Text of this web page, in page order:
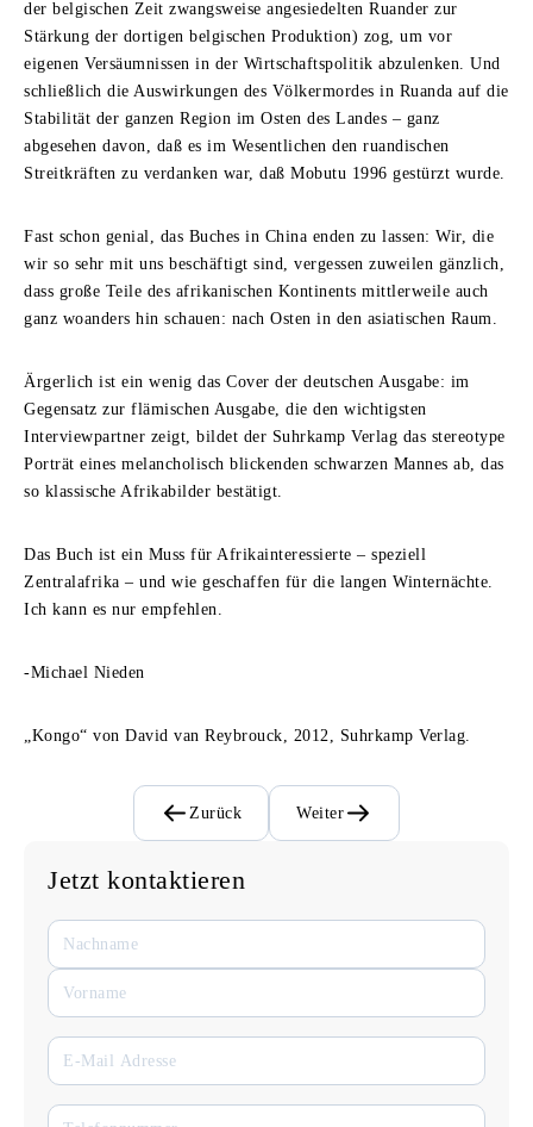
der belgischen Zeit zwangsweise angesiedelten Ruander zur
Stärkung der dortigen belgischen Produktion) zog, um vor
eigenen Versäumnissen in der Wirtschaftspolitik abzulenken. Und
schließlich die Auswirkungen des Völkermordes in Ruanda auf die
Stabilität der ganzen Region im Osten des Landes – ganz
abgesehen davon, daß es im Wesentlichen den ruandischen
Streitkräften zu verdanken war, daß Mobutu 1996 gestürzt wurde.
Fast schon genial, das Buches in China enden zu lassen: Wir, die
wir so sehr mit uns beschäftigt sind, vergessen zuweilen gänzlich,
dass große Teile des afrikanischen Kontinents mittlerweile auch
ganz woanders hin schauen: nach Osten in den asiatischen Raum.
Ärgerlich ist ein wenig das Cover der deutschen Ausgabe: im
Gegensatz zur flämischen Ausgabe, die den wichtigsten
Interviewpartner zeigt, bildet der Suhrkamp Verlag das stereotype
Porträt eines melancholisch blickenden schwarzen Mannes ab, das
so klassische Afrikabilder bestätigt.
Das Buch ist ein Muss für Afrikainteressierte – speziell
Zentralafrika – und wie geschaffen für die langen Winternächte.
Ich kann es nur empfehlen.
-Michael Nieden
„Kongo“ von David van Reybrouck, 2012, Suhrkamp Verlag.
Zurück Weiter
Jetzt kontaktieren